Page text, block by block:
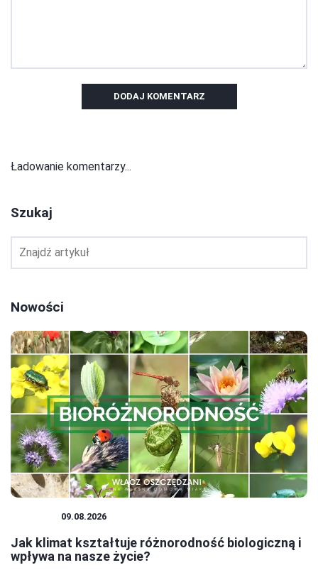
DODAJ KOMENTARZ
Ładowanie komentarzy...
Szukaj
Nowości
09.08.2026
Jak klimat kształtuje różnorodność biologiczną i
wpływa na nasze życie?